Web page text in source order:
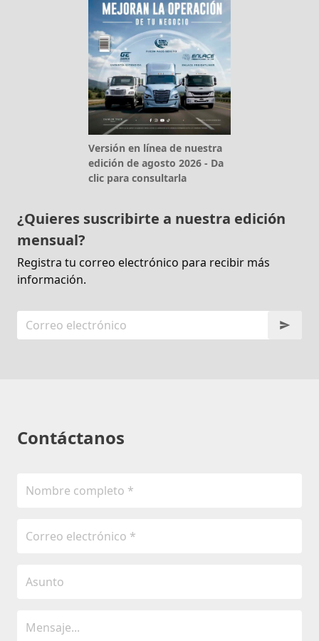
Versión en línea de nuestra
edición de agosto 2026 - Da
clic para consultarla
¿Quieres suscribirte a nuestra edición
mensual?
Registra tu correo electrónico para recibir más
información.
Contáctanos